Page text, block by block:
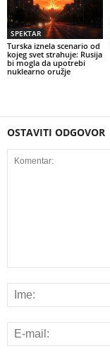
SPEKTAR
Turska iznela scenario od
kojeg svet strahuje: Rusija
bi mogla da upotrebi
nuklearno oružje
OSTAVITI ODGOVOR